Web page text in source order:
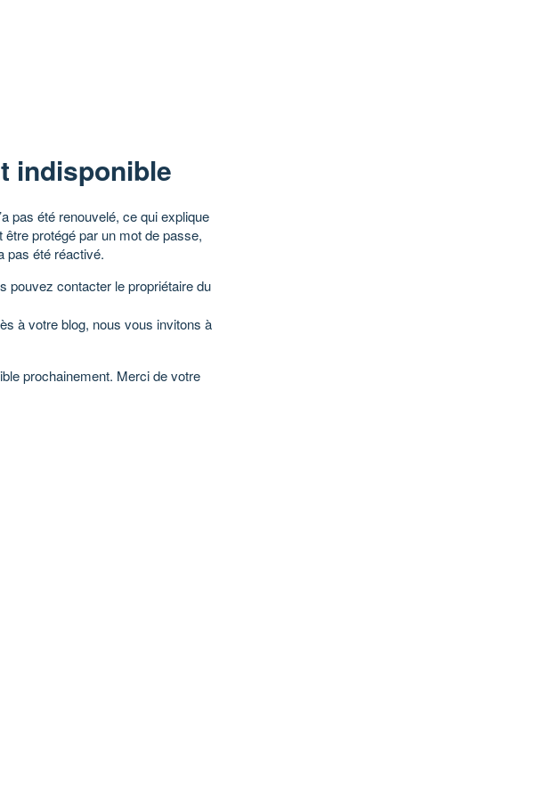
indisponible
pas été renouvelé, ce qui explique
protégé par un mot de passe,
pas été réactivé.
pouvez contacter le propriétaire du
à votre blog, nous vous invitons à
prochainement. Merci de votre